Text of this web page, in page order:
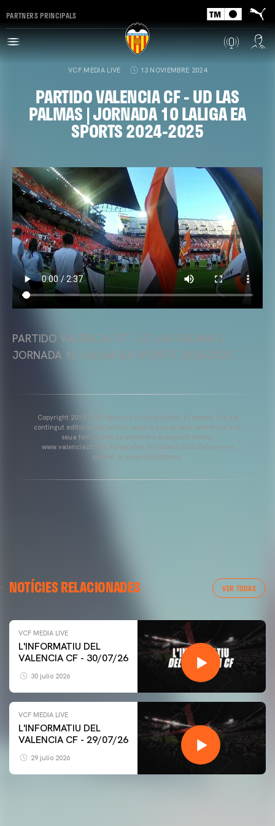
PARTNERS PRINCIPALS
VCF MEDIA LIVE 13 NOVIEMBRE 2024
PARTIDO VALENCIA CF - UD LAS
PALMAS | JORNADA 10 LALIGA EA
SPORTS 2024-2025
PARTIDO VALENCIA CF - UD LAS PALMAS |
JORNADA 10 LALIGA EA SPORTS 2024-2025
Copyright 2013-2025 Valencia Club de Futbol. Es permet l'ús del
contingut editorial de l'article sempre que es faça referència a la
seua font, a més de contindre el següent enllaç:
www.valenciacf.com. Fotografies de Lázaro de la Peña, no es
permet la seua reutilització.
NOTÍCIES RELACIONADES VER TODAS
VCF MEDIA LIVE
L'INFORMATIU DEL
VALENCIA CF - 30/07/26
30 julio 2026
VCF MEDIA LIVE
L'INFORMATIU DEL
VALENCIA CF - 29/07/26
29 julio 2026